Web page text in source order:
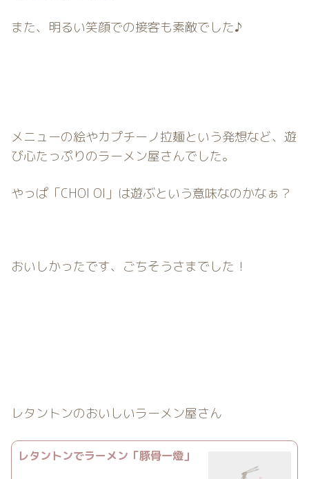
また、明るい笑顔での接客も素敵でした♪
メニューの絵やカプチーノ拉麺という発想など、遊
び心たっぷりのラーメン屋さんでした。
やっぱ「CHOI OI」は遊ぶという意味なのかなぁ？
おいしかったです、ごちそうさまでした！
レタントンのおいしいラーメン屋さん
レタントンでラーメン「豚骨一燈」